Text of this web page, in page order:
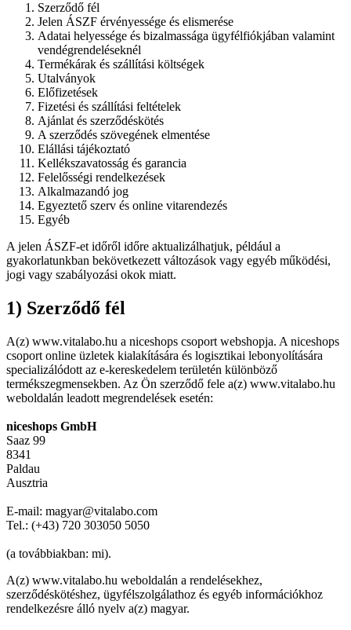
Szerződő fél
Jelen ÁSZF érvényessége és elismerése
Adatai helyessége és bizalmassága ügyfélfiókjában valamint
vendégrendeléseknél
Termékárak és szállítási költségek
Utalványok
Előfizetések
Fizetési és szállítási feltételek
Ajánlat és szerződéskötés
A szerződés szövegének elmentése
Elállási tájékoztató
Kellékszavatosság és garancia
Felelősségi rendelkezések
Alkalmazandó jog
Egyeztető szerv és online vitarendezés
Egyéb
A jelen ÁSZF-et időről időre aktualizálhatjuk, például a
gyakorlatunkban bekövetkezett változások vagy egyéb működési,
jogi vagy szabályozási okok miatt.
1) Szerződő fél
A(z) www.vitalabo.hu a niceshops csoport webshopja. A niceshops
csoport online üzletek kialakítására és logisztikai lebonyolítására
specializálódott az e-kereskedelem területén különböző
termékszegmensekben. Az Ön szerződő fele a(z) www.vitalabo.hu
weboldalán leadott megrendelések esetén:
niceshops GmbH
Saaz 99
8341
Paldau
Ausztria
E-mail: magyar@vitalabo.com
Tel.: (+43) 720 303050 5050
(a továbbiakban: mi).
A(z) www.vitalabo.hu weboldalán a rendelésekhez,
szerződéskötéshez, ügyfélszolgálathoz és egyéb információkhoz
rendelkezésre álló nyelv a(z) magyar.